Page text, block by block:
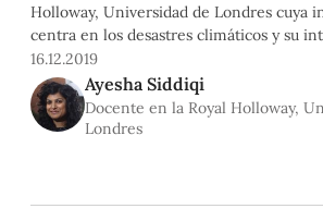
Holloway, Universidad de Londres cuya
centra en los desastres climáticos y su
política. Estuvo en la PUCP invitada por
Humanidades, la Maestría en Desarrollo
Facultad de Letras y Ciencias Humanas y
ella sobre el cambio climático, cómo
16.12.2019
Ayesha Siddiqi
Docente en la Royal Holloway,
Londres